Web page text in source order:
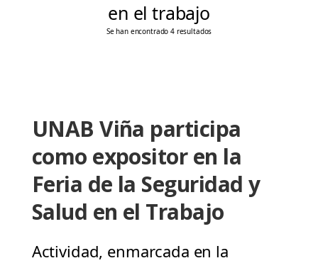
en el trabajo
Se han encontrado 4 resultados
UNAB Viña participa
como expositor en la
Feria de la Seguridad y
Salud en el Trabajo
Actividad, enmarcada en la